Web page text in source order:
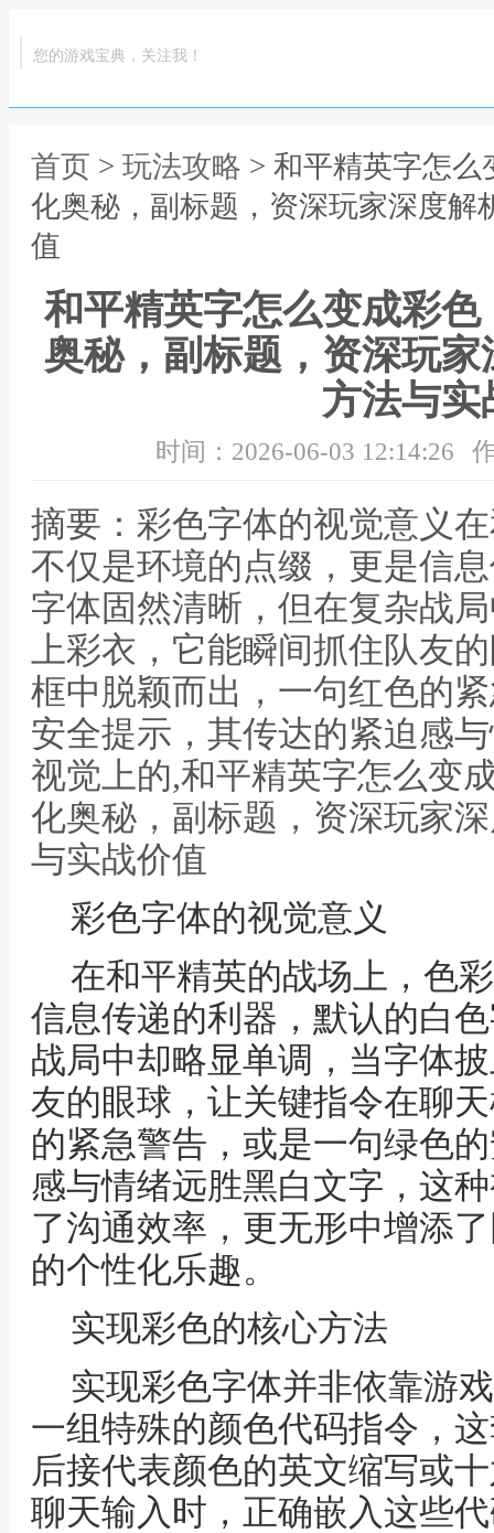
您的游戏宝典，关注我！
首页 > 玩法攻略 > 和平精英字怎
化奥秘，副标题，资深玩家深度解
值
和平精英字怎么变成彩
奥秘，副标题，资深玩
方法与实
时间：2026-06-03 12:14:26
摘要：彩色字体的视觉意义
不仅是环境的点缀，更是信
字体固然清晰，但在复杂战
上彩衣，它能瞬间抓住队友
框中脱颖而出，一句红色的
安全提示，其传达的紧迫感
视觉上的,和平精英字怎么变
化奥秘，副标题，资深玩家
与实战价值
彩色字体的视觉意义
在和平精英的战场上，色
信息传递的利器，默认的白
战局中却略显单调，当字体
友的眼球，让关键指令在聊
的紧急警告，或是一句绿色
感与情绪远胜黑白文字，这
了沟通效率，更无形中增添
的个性化乐趣。
实现彩色的核心方法
实现彩色字体并非依靠游
一组特殊的颜色代码指令，
后接代表颜色的英文缩写或
聊天输入时，正确嵌入这些